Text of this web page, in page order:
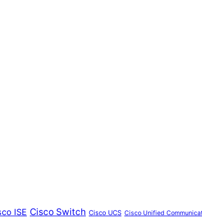
ISE Cisco Switch Cisco UCS Cisco Unified